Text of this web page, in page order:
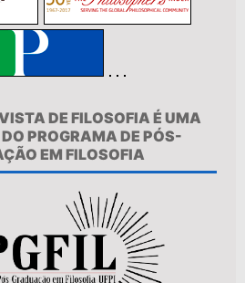
DE FILOSOFIA É UMA
PROGRAMA DE PÓS-
EM FILOSOFIA